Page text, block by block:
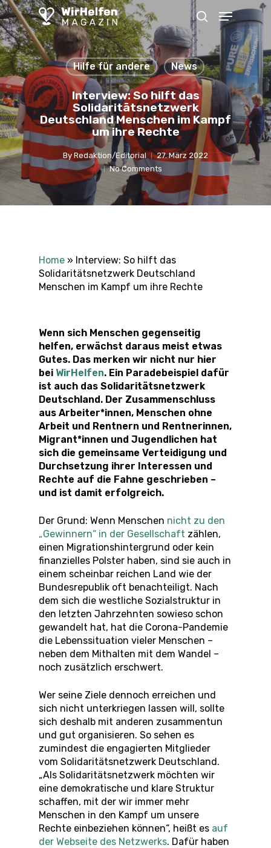
Skip
to
main
content
search
Menu
Hilfe für andere News
Interview: So hilft das
Solidaritätsnetzwerk
Deutschland Menschen im Kampf
um ihre Rechte
By Redaktion/Editorial
27. März 2022
No Comments
Home » Interview: So hilft das
Solidaritätsnetzwerk Deutschland
Menschen im Kampf um ihre Rechte
Wenn sich Menschen gegenseitig
helfen, erwächst daraus meist etwas
Gutes. Das merken wir nicht nur hier
bei WirHelfen. Ein Paradebeispiel dafür
ist auch das Solidaritätsnetzwerk
Deutschland. Der Zusammenschluss
aus Arbeiter*innen, Menschen ohne
Arbeit und Rentnern und Rentnerinnen,
Migrant*innen und Jugendlichen hat
sich die gemeinsame Verteidigung und
Durchsetzung ihrer Interessen und
Rechte auf die Fahne geschrieben –
und ist damit erfolgreich.
Der Grund: Wenn Menschen nicht zu den
„Gewinnern“ in der Gesellschaft zählen,
einen Migrationshintergrund oder kein
finanzielles Polster haben, sind sie auch in
einem scheinbar reichen Land wie der
Bundesrepublik oft benachteiligt. Nach
dem sich die westliche Sozialstruktur in
den letzten Jahrzehnten sowieso schon
gewandelt hat, hat die Corona-Pandemie
die Lebenssituation vieler Menschen –
neben dem Mithalten mit dem Wandel –
noch zusätzlich erschwert.
Wer seine Ziele dennoch erreichen und
sich nicht unterkriegen lassen will, sollte
sich deshalb mit anderen zusammentun
und gut organisieren. So sehen es
zumindest die engagierten Mitglieder
vom Solidaritätsnetzwerk Deutschland.
„Als Solidaritätsnetzwerk möchten wir
eine demokratische und klare Struktur
schaffen, mit der wir immer mehr
Menschen in den Kampf um unsere
Rechte einbeziehen können“, heißt es auf
der Webseite des Netzwerks. Dafür haben